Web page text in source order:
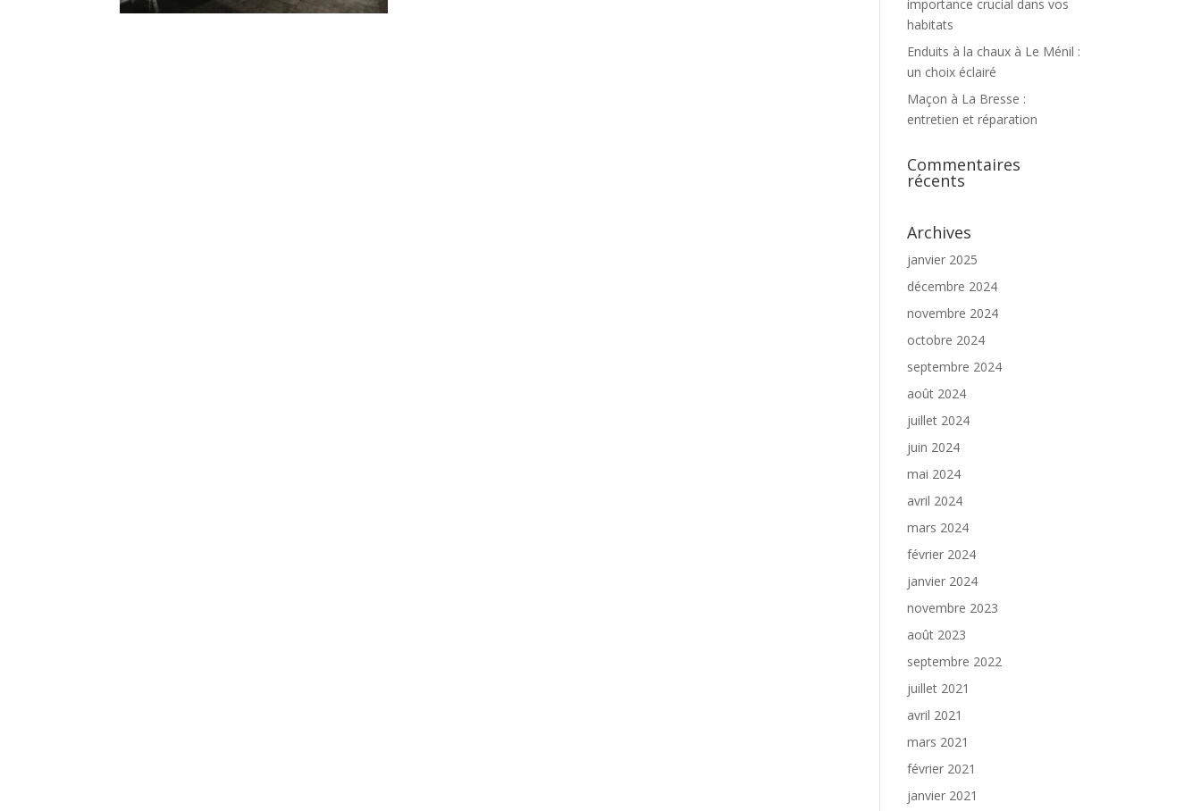
importance crucial dans vos
habitats
Enduits à la chaux à Le Ménil :
un choix éclairé
Maçon à La Bresse :
entretien et réparation
Commentaires
récents
Archives
janvier 2025
décembre 2024
novembre 2024
octobre 2024
septembre 2024
août 2024
juillet 2024
juin 2024
mai 2024
avril 2024
mars 2024
février 2024
janvier 2024
novembre 2023
août 2023
septembre 2022
juillet 2021
avril 2021
mars 2021
février 2021
janvier 2021